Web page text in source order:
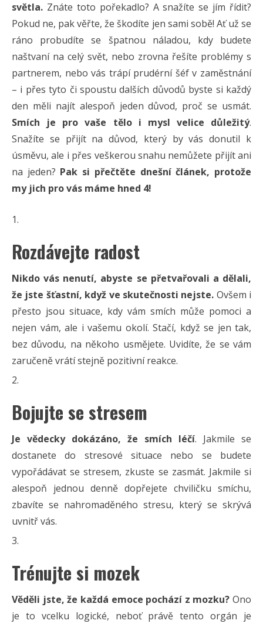
světla. Znáte toto pořekadlo? A snažíte se jím řídit?
Pokud ne, pak věřte, že škodíte jen sami sobě! Ať už se
ráno probudíte se špatnou náladou, kdy budete
naštvaní na celý svět, nebo zrovna řešíte problémy s
partnerem, nebo vás trápí prudérní šéf v zaměstnání
– i přes tyto či spoustu dalších důvodů byste si každý
den měli najít alespoň jeden důvod, proč se usmát.
Smích je pro vaše tělo i mysl velice důležitý.
Snažíte se přijít na důvod, který by vás donutil k
úsměvu, ale i přes veškerou snahu nemůžete přijít ani
na jeden? Pak si přečtěte dnešní článek, protože
my jich pro vás máme hned 4!
Rozdávejte radost
Nikdo vás nenutí, abyste se přetvařovali a dělali,
že jste šťastní, když ve skutečnosti nejste. Ovšem i
přesto jsou situace, kdy vám smích může pomoci a
nejen vám, ale i vašemu okolí. Stačí, když se jen tak,
bez důvodu, na někoho usmějete. Uvidíte, že se vám
zaručeně vrátí stejně pozitivní reakce.
Bojujte se stresem
Je vědecky dokázáno, že smích léčí. Jakmile se
dostanete do stresové situace nebo se budete
vypořádávat se stresem, zkuste se zasmát. Jakmile si
alespoň jednou denně dopřejete chviličku smíchu,
zbavíte se nahromaděného stresu, který se skrývá
uvnitř vás.
Trénujte si mozek
Věděli jste, že každá emoce pochází z mozku? Ono
je to vcelku logické, neboť právě tento orgán je